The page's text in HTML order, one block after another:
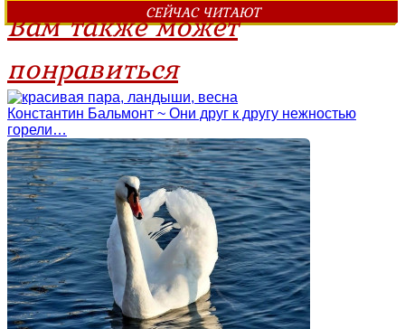
СЕЙЧАС ЧИТАЮТ
Вам также может
понравиться
Константин Бальмонт ~ Они друг к другу нежностью
горели…